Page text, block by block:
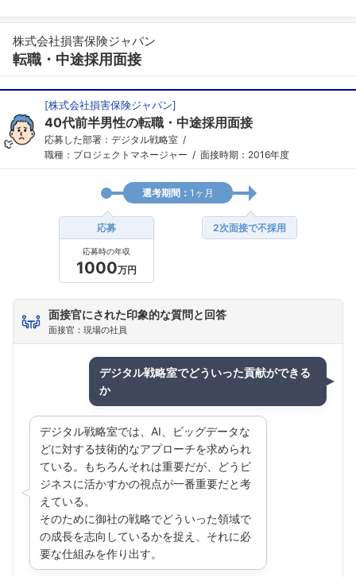
フォローしました
こちらの企業もフォローしませんか？
株式会社損害保険ジャパン
転職・中途採用面接
[株式会社損害保険ジャパン]
40代前半男性の転職・中途採用面接
応募した部署：デジタル戦略室
職種：プロジェクトマネージャー
面接時期：2016年度
選考期間： 1ヶ月
応募
応募時の年収
1000万円
2次面接で不採用
面接官にされた印象的な質問と回答
面接官：現場の社員
デジタル戦略室でどういった貢献ができる
か
デジタル戦略室では、AI、ビッグデータな
どに対する技術的なアプローチを求められ
ている。もちろんそれは重要だが、どうビ
ジネスに活かすかの視点が一番重要だと考
えている。
そのために御社の戦略でどういった領域で
の成長を志向しているかを捉え、それに必
要な仕組みを作り出す。